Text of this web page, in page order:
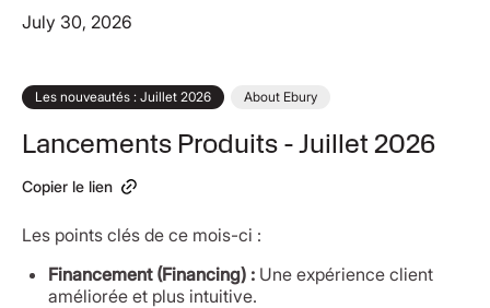
July 30, 2026
Les nouveautés : Juillet 2026 About Ebury
Lancements Produits - Juillet 2026
Copier le lien
Les points clés de ce mois-ci :
Financement (Financing) : Une expérience client
améliorée et plus intuitive.